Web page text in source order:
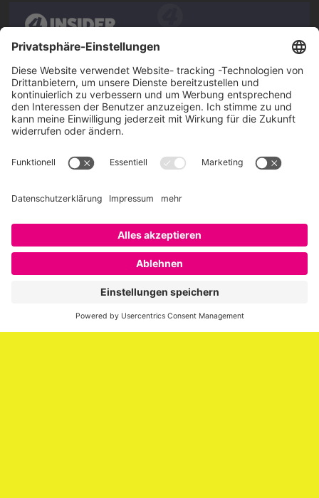
Über SAATKORN
SAATKORN ist der Blog von Gero Hesse. Seit 2009 schreibt
er über die Themen Employer Branding,